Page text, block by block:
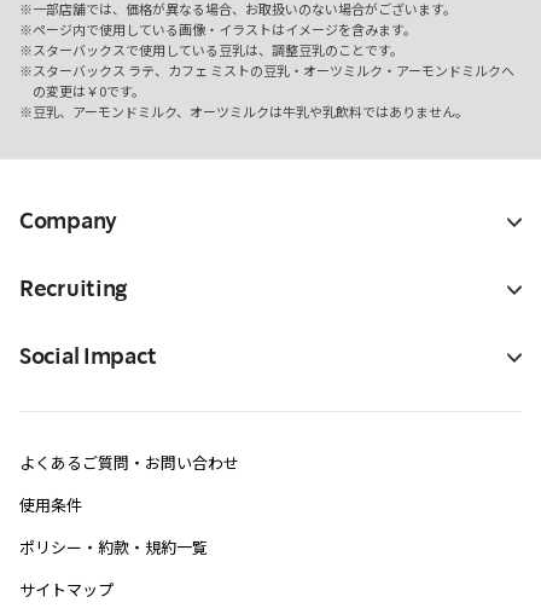
一部店舗では、価格が異なる場合、お取扱いのない場合がございます。
ページ内で使用している画像・イラストはイメージを含みます。
スターバックスで使用している豆乳は、調整豆乳のことです。
スターバックス ラテ、カフェ ミストの豆乳・オーツミルク・アーモンドミルクへ
の変更は￥0です。
豆乳、アーモンドミルク、オーツミルクは牛乳や乳飲料ではありません。
Company
Recruiting
Social Impact
よくあるご質問・お問い合わせ
使用条件
ポリシー・約款・規約一覧
サイトマップ